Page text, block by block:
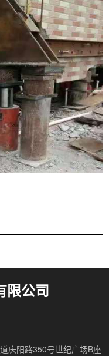
限公司
庆阳路350号世纪广场B座